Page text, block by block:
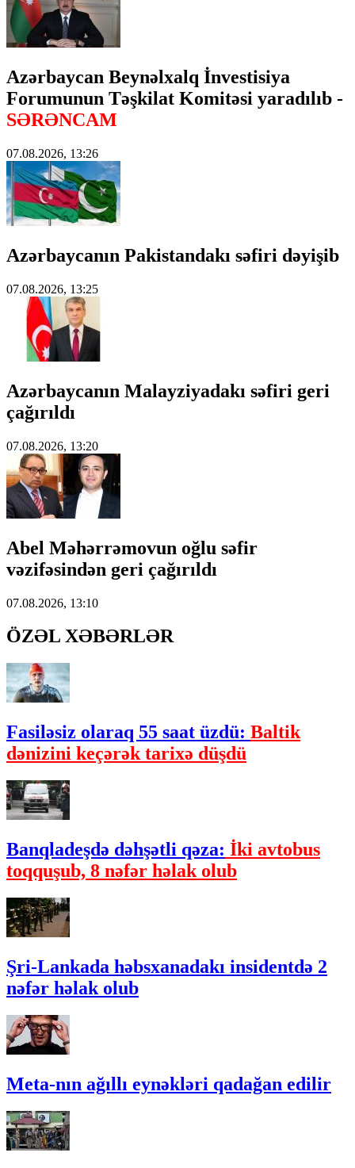
Azərbaycan Beynəlxalq İnvestisiya
Forumunun Təşkilat Komitəsi yaradılıb -
SƏRƏNCAM
07.08.2026, 13:26
Azərbaycanın Pakistandakı səfiri dəyişib
07.08.2026, 13:25
Azərbaycanın Malayziyadakı səfiri geri
çağırıldı
07.08.2026, 13:20
Abel Məhərrəmovun oğlu səfir
vəzifəsindən geri çağırıldı
07.08.2026, 13:10
ÖZƏL XƏBƏRLƏR
Fasiləsiz olaraq 55 saat üzdü: Baltik
dənizini keçərək tarixə düşdü
Banqladeşdə dəhşətli qəza: İki avtobus
toqquşub, 8 nəfər həlak olub
Şri-Lankada həbsxanadakı insidentdə 2
nəfər həlak olub
Meta-nın ağıllı eynəkləri qadağan edilir